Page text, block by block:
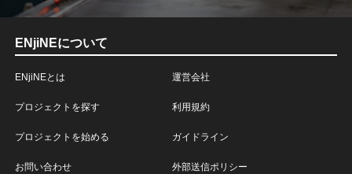
ENjiNEについて
ENjiNEとは
プロジェクトを探す
プロジェクトを始める
お問い合わせ
運営会社
利用規約
ガイドライン
外部送信ポリシー